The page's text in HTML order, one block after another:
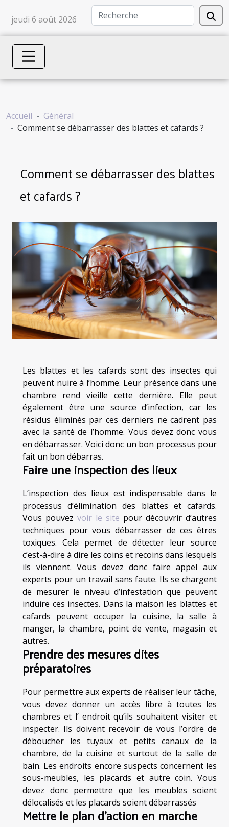
jeudi 6 août 2026
Accueil
Général
Comment se débarrasser des blattes et cafards ?
Comment se débarrasser des blattes
et cafards ?
Les blattes et les cafards sont des insectes qui
peuvent nuire à l’homme. Leur présence dans une
chambre rend vieille cette dernière. Elle peut
également être une source d’infection, car les
résidus éliminés par ces derniers ne cadrent pas
avec la santé de l’homme. Vous devez donc vous
en débarrasser. Voici donc un bon processus pour
fait un bon débarras.
Faire une inspection des lieux
L’inspection des lieux est indispensable dans le
processus d’élimination des blattes et cafards.
Vous pouvez voir le site pour découvrir d’autres
techniques pour vous débarrasser de ces êtres
toxiques. Cela permet de détecter leur source
c’est-à-dire à dire les coins et recoins dans lesquels
ils viennent. Vous devez donc faire appel aux
experts pour un travail sans faute. Ils se chargent
de mesurer le niveau d’infestation que peuvent
induire ces insectes. Dans la maison les blattes et
cafards peuvent occuper la cuisine, la salle à
manger, la chambre, point de vente, magasin et
autres.
Prendre des mesures dites
préparatoires
Pour permettre aux experts de réaliser leur tâche,
vous devez donner un accès libre à toutes les
chambres et l’ endroit qu’ils souhaitent visiter et
inspecter. Ils doivent recevoir de vous l’ordre de
déboucher les tuyaux et petits canaux de la
chambre, de la cuisine et surtout de la salle de
bain. Les endroits encore suspects concernent les
sous-meubles, les placards et autre coin. Vous
devez donc permettre que les meubles soient
délocalisés et les placards soient débarrassés
Mettre le plan d’action en marche